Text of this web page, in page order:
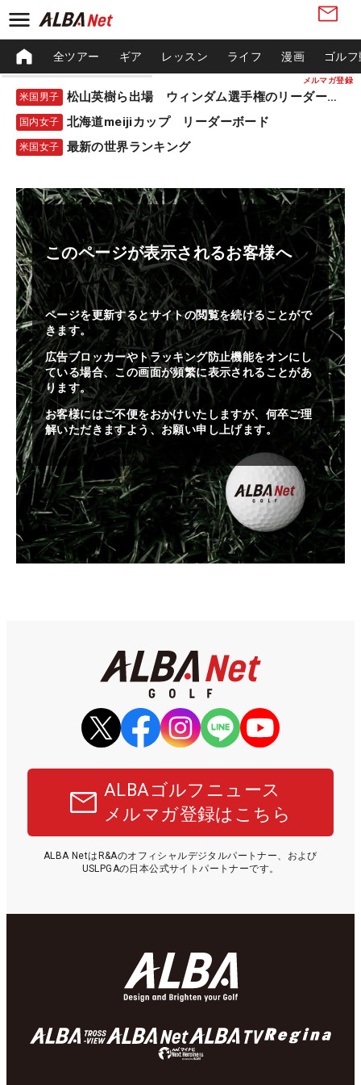
メルマガ登録
全ツアー ギア レッスン ライフ 漫画 ゴル
米国男子 松山英樹ら出場 ウィンダム選手権のリーダーボード
国内女子 北海道meijiカップ リーダーボード
米国女子 最新の世界ランキング
このページが表示されるお客様へ
ページを更新するとサイトの閲覧を続けることがで
きます。
広告ブロッカーやトラッキング防止機能をオンにし
ている場合、この画面が頻繁に表示されることがあ
ります。
お客様にはご不便をおかけいたしますが、何卒ご理
解いただきますよう、お願い申し上げます。
ALBAゴルフニュース
メルマガ登録はこちら
ALBA NetはR&Aのオフィシャルデジタルパートナー、および
USLPGAの日本公式サイトパートナーです。